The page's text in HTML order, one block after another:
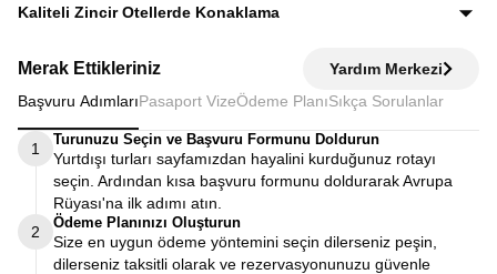
Ekstra tur ücreti alınmaz; programda yer alan tüm geziler
Kaliteli Zincir Otellerde Konaklama
kalınırken, Avrupa Rüyası’nda merkeze yakın kaliteli zincir
otellerde konaklayarak zamanınızı verimli kullanırsınız.
Merak Ettikleriniz
Yardım Merkezi
Başvuru AdımlarıPasaport VizeÖdeme Planı Sıkça Sorulanlar
1
Turunuzu Seçin ve Başvuru Formunu Doldurun
Yurtdışı turları sayfamızdan hayalini kurduğunuz rotayı
seçin. Ardından kısa başvuru formunu doldurarak Avrupa
Rüyası'na ilk adımı atın.
2
Ödeme Planınızı Oluşturun
Size en uygun ödeme yöntemini seçin dilerseniz peşin,
dilerseniz taksitli olarak ve rezervasyonunuzu güvenle